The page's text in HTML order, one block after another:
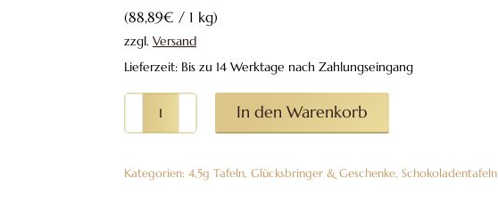
(88,89€ / 1 kg)
zzgl. Versand
Lieferzeit: Bis zu 14 Werktage nach Zahlungseingang
Stapel
Tafeln
In den Warenkorb
Kategorien: 4,5g Tafeln, Glücksbringer & Geschenke, Schokoladentafeln